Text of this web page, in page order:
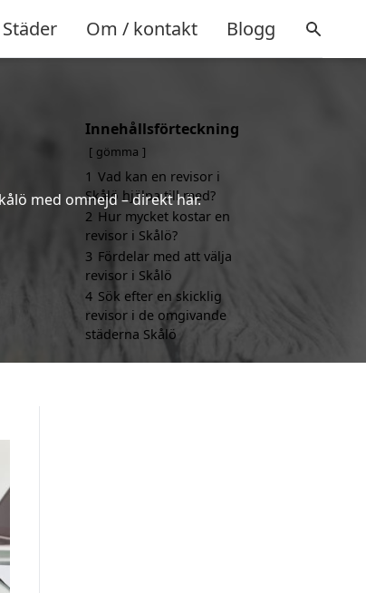
Städer Om / kontakt Blogg
med omnejd – direkt här.
Innehållsförteckning
gömma
1 Vad kan en revisor i
Skålö hjälpa till med?
2 Hur mycket kostar en
revisor i Skålö?
3 Fördelar med att välja
revisor i Skålö
4 Sök efter en skicklig
revisor i de omgivande
städerna Skålö